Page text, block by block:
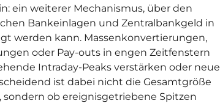
ein weiterer Mechanismus, über den
Bankeinlagen und Zentralbankgeld in
werden kann. Massenkonvertierungen,
oder Pay-outs in engen Zeitfenstern
Intraday-Peaks verstärken oder neue
ist dabei nicht die Gesamtgröße
sondern ob ereignisgetriebene Spitzen